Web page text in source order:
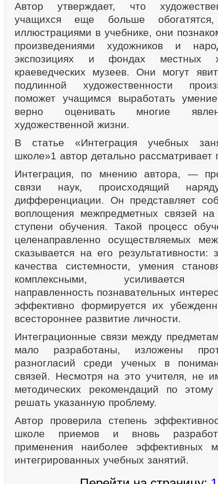
Автор утверждает, что
учащихся еще больше
иллюстрациями в учебнике, они
произведениями художников и
экспозициях и фондах местных
краеведческих музеев. Они могут
подлинной художественности
поможет учащимся выработать
верно оценивать многие
художественной жизни.
В статье «Интеграция учебных
школе»1 автор детально рассматривает
Интеграция, по мнению автора, —
связи наук, происходящий
дифференциации. Он представляет
воплощения межпредметных связей на
ступени обучения. Такой процесс
целенаправленно осуществляемых
сказывается на его результативности:
качества системности, умения
комплексными, усиливается
направленность познавательных
эффективно формируется их
всестороннее развитие личности.
Интеграционные связи между
мало разработаны, изложены
разногласий среди ученых в
связей. Несмотря на это учителя, не
методических рекомендаций по
решать указанную проблему.
Автор проверила степень
школе приемов и вновь
применения наиболее эффективных
интегрированных учебных занятий.